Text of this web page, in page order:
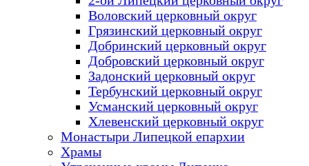
Воловский церковный округ
Грязинский церковный округ
Добринский церковный округ
Добровский церковный округ
Задонский церковный округ
Тербунский церковный округ
Усманский церковный округ
Хлевенский церковный округ
Монастыри Липецкой епархии
Храмы